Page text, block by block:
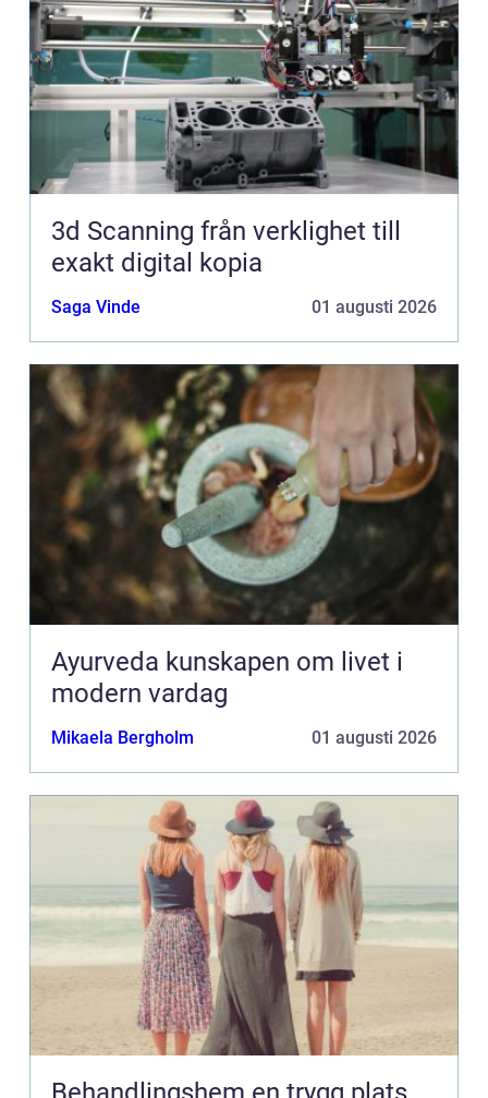
3d Scanning från verklighet till
exakt digital kopia
Saga Vinde 01 augusti 2026
Ayurveda kunskapen om livet i
modern vardag
Mikaela Bergholm 01 augusti 2026